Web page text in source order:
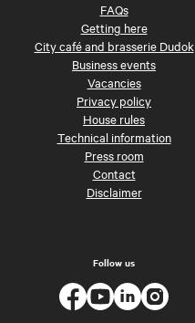
FAQs
Getting here
City café and brasserie Dudok
Business events
Vacancies
Privacy policy
House rules
Technical information
Press room
Contact
Disclaimer
Follow us